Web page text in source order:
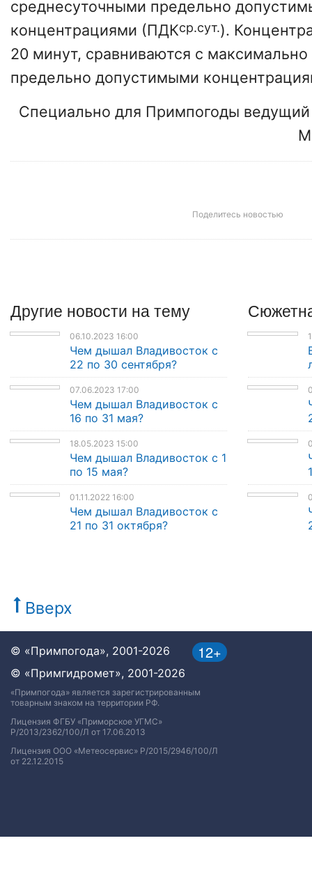
среднесуточными предельно
концентрациями (ПДКср.сут.).
20 минут, сравниваются с
предельно допустимыми
Специально для Примпогоды ведущий
Поделитесь новостью
Другие новости на тему
06.10.2023 16:00
Чем дышал Владивосток с
22 по 30 сентября?
07.06.2023 17:00
Чем дышал Владивосток с
16 по 31 мая?
18.05.2023 15:00
Чем дышал Владивосток с 1
по 15 мая?
01.11.2022 16:00
Чем дышал Владивосток с
21 по 31 октября?
Вверх
12+
© «Примпогода», 2001-2026
© «Примгидромет», 2001-2026
«Примпогода» является зарегистрированным
товарным знаком на территории РФ.
Лицензия ФГБУ «Приморское УГМС»
Р/2013/2362/100/Л от 17.06.2013
Лицензия ООО «Метеосервис» Р/2015/2946/100/Л
от 22.12.2015